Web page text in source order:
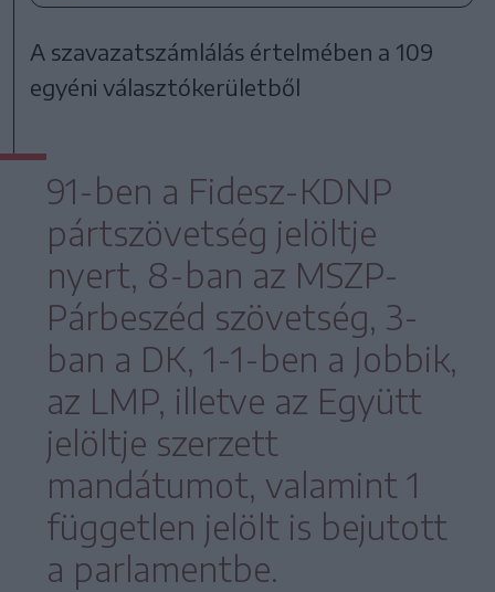
A szavazatszámlálás értelmében a 109
egyéni választókerületből
91-ben a Fidesz-KDNP
pártszövetség jelöltje
nyert, 8-ban az MSZP-
Párbeszéd szövetség, 3-
ban a DK, 1-1-ben a Jobbik,
az LMP, illetve az Együtt
jelöltje szerzett
mandátumot, valamint 1
független jelölt is bejutott
a parlamentbe.